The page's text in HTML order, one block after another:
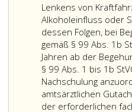
4,
von
vier
oder
Lenkens von
Alkoholeinfluss oder
dessen Folgen, bei
gemäß § 99 Abs. 1b
Jahren ab der
§ 99 Abs. 1 bis 1b
Nachschulung
amtsärztlichen
der erforderlichen